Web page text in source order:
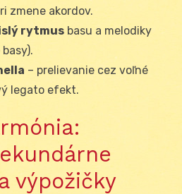
zmene akordov.
rytmus basu a melodiky
– prelievanie cez voľné
legato efekt.
výpožičky